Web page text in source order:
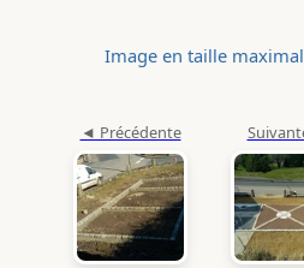
Image en taille